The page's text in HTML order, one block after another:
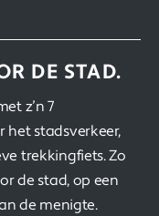
DE STAD.
z’n 7
stadsverkeer,
trekkingfiets. Zo
de stad, op een
de menigte.